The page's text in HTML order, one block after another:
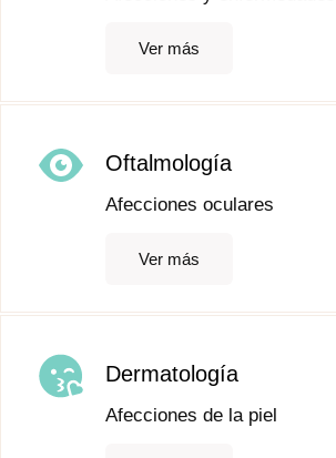
Ver más
Oftalmología
Afecciones oculares
Ver más
Dermatología
Afecciones de la piel